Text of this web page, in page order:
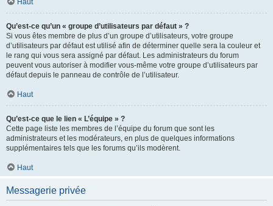
Haut
Qu’est-ce qu’un « groupe d’utilisateurs par défaut » ?
Si vous êtes membre de plus d’un groupe d’utilisateurs, votre groupe
d’utilisateurs par défaut est utilisé afin de déterminer quelle sera la couleur et
le rang qui vous sera assigné par défaut. Les administrateurs du forum
peuvent vous autoriser à modifier vous-même votre groupe d’utilisateurs par
défaut depuis le panneau de contrôle de l’utilisateur.
Haut
Qu’est-ce que le lien « L’équipe » ?
Cette page liste les membres de l’équipe du forum que sont les
administrateurs et les modérateurs, en plus de quelques informations
supplémentaires tels que les forums qu’ils modèrent.
Haut
Messagerie privée